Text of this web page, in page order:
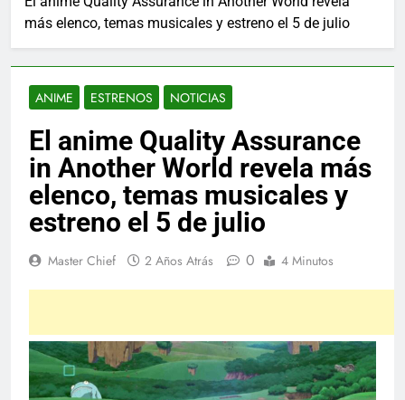
más elenco, temas musicales y estreno el 5 de julio
ANIME ESTRENOS NOTICIAS
El anime Quality Assurance
in Another World revela más
elenco, temas musicales y
estreno el 5 de julio
Master Chief 2 Años Atrás 0 4 Minutos